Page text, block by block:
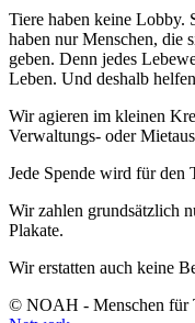
Tiere haben keine Lobby.
haben nur Menschen, die
geben. Denn jedes
Leben. Und deshalb
Wir agieren im kleinen
Verwaltungs- oder
Jede Spende wird für den
Wir zahlen grundsätzlich
Plakate.
Wir erstatten auch keine
© NOAH - Menschen für